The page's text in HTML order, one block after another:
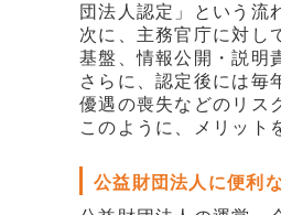
団法人認定」という流
次に、主務官庁に対し
基盤、情報公開・説明
さらに、認定後には毎
優遇の喪失などのリス
このように、メリット
公益財団法人に便利